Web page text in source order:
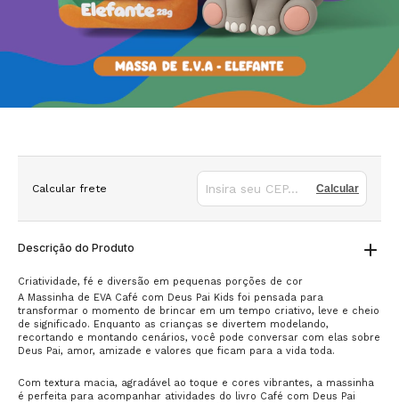
Calcular frete Calcular
Descrição do Produto
Criatividade, fé e diversão em pequenas porções de cor
A Massinha de EVA Café com Deus Pai Kids foi pensada para
transformar o momento de brincar em um tempo criativo, leve e cheio
de significado. Enquanto as crianças se divertem modelando,
recortando e montando cenários, você pode conversar com elas sobre
Deus Pai, amor, amizade e valores que ficam para a vida toda.
Com textura macia, agradável ao toque e cores vibrantes, a massinha
é perfeita para acompanhar atividades do livro Café com Deus Pai